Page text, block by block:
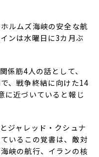
ルムズ海峡の安全な航
ンは水曜日に3カ月ぶ
係筋4人の話として、
、戦争終結に向けた14
に近づいていると報じ
ジャレッド・クシュナ
いるこの覚書は、敵対
峡の航行、イランの核